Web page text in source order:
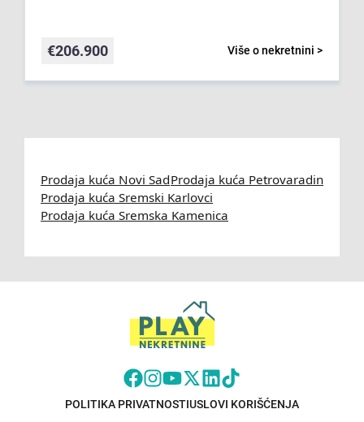
Više o nekretnini >
€206.900
Prodaja kuća Novi SadProdaja kuća Petrovaradin
Prodaja kuća Sremski Karlovci
Prodaja kuća Sremska Kamenica
POLITIKA PRIVATNOSTIUSLOVI KORIŠĆENJA